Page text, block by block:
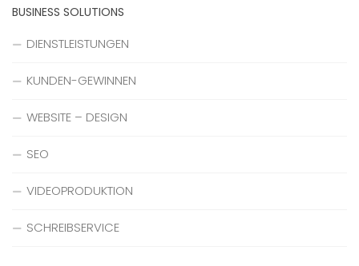
BUSINESS SOLUTIONS
DIENSTLEISTUNGEN
KUNDEN-GEWINNEN
WEBSITE – DESIGN
SEO
VIDEOPRODUKTION
SCHREIBSERVICE